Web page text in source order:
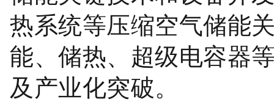
热系统等压缩空气储能
能、储热、超级电容器
及产业化突破。